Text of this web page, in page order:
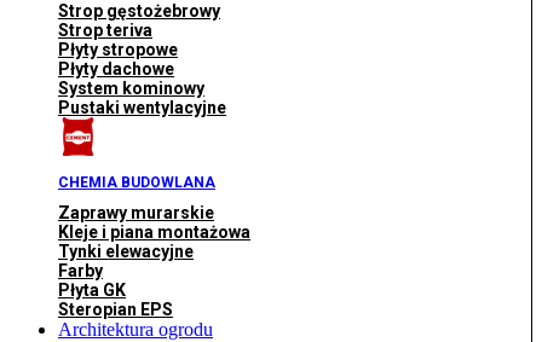
Strop gęstożebrowy
Strop teriva
Płyty stropowe
Płyty dachowe
System kominowy
Pustaki wentylacyjne
CHEMIA BUDOWLANA
Zaprawy murarskie
Kleje i piana montażowa
Tynki elewacyjne
Farby
Płyta GK
Steropian EPS
Architektura ogrodu